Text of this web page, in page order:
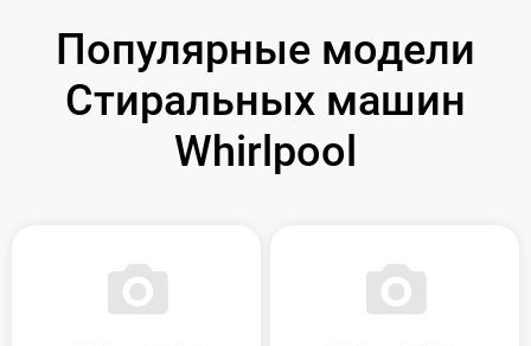
Популярные модели
Стиральных машин
Whirlpool